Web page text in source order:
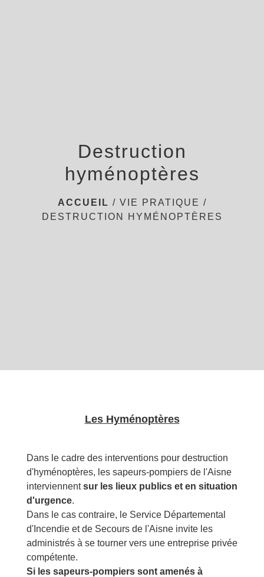
Destruction
hyménoptères
ACCUEIL / VIE PRATIQUE /
DESTRUCTION HYMÉNOPTÈRES
Les Hyménoptères
Dans le cadre des interventions pour destruction
d'hyménoptères, les sapeurs-pompiers de l'Aisne
interviennentsur les lieux publics et en situation
d'urgence.
Dans le cas contraire, le Service Départemental
d'Incendie et de Secours de l'Aisne invite les
administrés à se tourner vers une entreprise privée
compétente.
Si les sapeurs-pompiers sont amenés à